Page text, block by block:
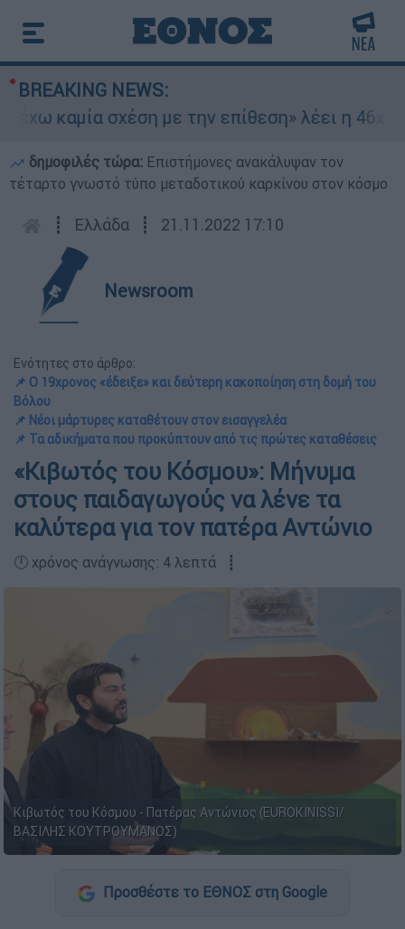
BREAKING NEWS:
καμία σχέση με την επίθεση» λέει η 46χρονη
δημοφιλές τώρα: Επιστήμονες ανακάλυψαν τον
τέταρτο γνωστό τύπο μεταδοτικού καρκίνου στον κόσμο
┋ Ελλάδα ┋ 21.11.2022 17:10
Newsroom
Ενότητες στο άρθρο:
📌 Ο 19χρονος «έδειξε» και δεύτερη κακοποίηση στη δομή του
Βόλου
📌 Νέοι μάρτυρες καταθέτουν στον εισαγγελέα
📌 Τα αδικήματα που προκύπτουν από τις πρώτες καταθέσεις
«Κιβωτός του Κόσμου»: Μήνυμα
στους παιδαγωγούς να λένε τα
καλύτερα για τον πατέρα Αντώνιο
🕛 χρόνος ανάγνωσης: 4 λεπτά ┋
Κιβωτός του Κόσμου - Πατέρας Αντώνιος (EUROKINISSI/
ΒΑΣΙΛΗΣ ΚΟΥΤΡΟΥΜΑΝΟΣ)
Προσθέστε το ΕΘΝΟΣ στη Google